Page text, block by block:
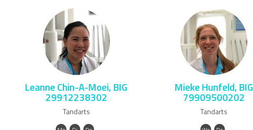
Leanne Chin-A-Moei, BIG
29912238302
Tandarts
Mieke Hunfeld, BIG
79909500202
Tandarts